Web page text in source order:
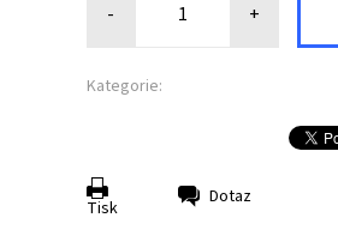
- +
Kategorie:
Tisk Dotaz